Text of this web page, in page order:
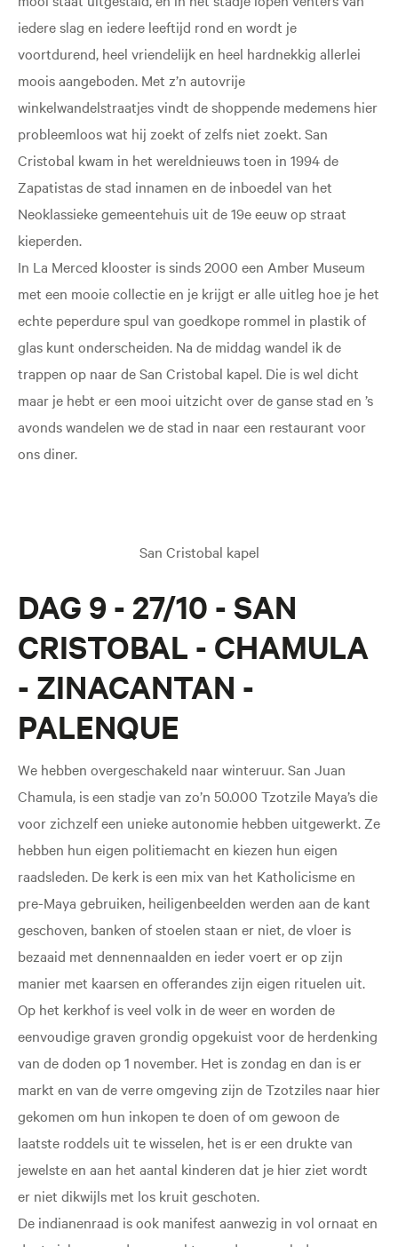
iedere slag en iedere leeftijd rond en wordt je
voortdurend, heel vriendelijk en heel hardnekkig allerlei
moois aangeboden. Met z’n autovrije
winkelwandelstraatjes vindt de shoppende medemens hier
probleemloos wat hij zoekt of zelfs niet zoekt. San
Cristobal kwam in het wereldnieuws toen in 1994 de
Zapatistas de stad innamen en de inboedel van het
Neoklassieke gemeentehuis uit de 19e eeuw op straat
kieperden.
In La Merced klooster is sinds 2000 een Amber Museum
met een mooie collectie en je krijgt er alle uitleg hoe je het
echte peperdure spul van goedkope rommel in plastik of
glas kunt onderscheiden. Na de middag wandel ik de
trappen op naar de San Cristobal kapel. Die is wel dicht
maar je hebt er een mooi uitzicht over de ganse stad en ’s
avonds wandelen we de stad in naar een restaurant voor
ons diner.
San Cristobal kapel
DAG 9 - 27/10 - SAN
CRISTOBAL - CHAMULA
- ZINACANTAN -
PALENQUE
We hebben overgeschakeld naar winteruur. San Juan
Chamula, is een stadje van zo’n 50.000 Tzotzile Maya’s die
voor zichzelf een unieke autonomie hebben uitgewerkt. Ze
hebben hun eigen politiemacht en kiezen hun eigen
raadsleden. De kerk is een mix van het Katholicisme en
pre-Maya gebruiken, heiligenbeelden werden aan de kant
geschoven, banken of stoelen staan er niet, de vloer is
bezaaid met dennennaalden en ieder voert er op zijn
manier met kaarsen en offerandes zijn eigen rituelen uit.
Op het kerkhof is veel volk in de weer en worden de
eenvoudige graven grondig opgekuist voor de herdenking
van de doden op 1 november. Het is zondag en dan is er
markt en van de verre omgeving zijn de Tzotziles naar hier
gekomen om hun inkopen te doen of om gewoon de
laatste roddels uit te wisselen, het is er een drukte van
jewelste en aan het aantal kinderen dat je hier ziet wordt
er niet dikwijls met los kruit geschoten.
De indianenraad is ook manifest aanwezig in vol ornaat en